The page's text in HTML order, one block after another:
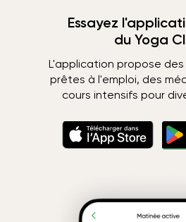
Essayez
du Yoga
L'application propose
prêtes à l'emploi, des
cours intensifs pour